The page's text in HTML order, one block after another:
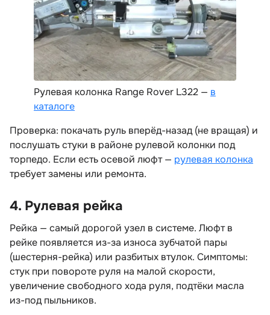
Рулевая колонка Range Rover L322 —
каталоге
Проверка: покачать руль вперёд-назад (не вращая) и
послушать стуки в районе рулевой колонки под
торпедо. Если есть осевой люфт — рулевая колонка
требует замены или ремонта.
4. Рулевая рейка
Рейка — самый дорогой узел в системе. Люфт
рейке появляется из-за износа зубчатой пары
(шестерня-рейка) или разбитых втулок. Симптомы:
стук при повороте руля на малой скорости,
увеличение свободного хода руля, подтёки масла
из-под пыльников.